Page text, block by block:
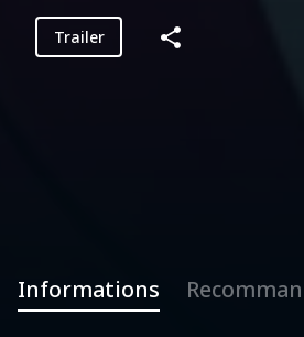
Trailer
Informations